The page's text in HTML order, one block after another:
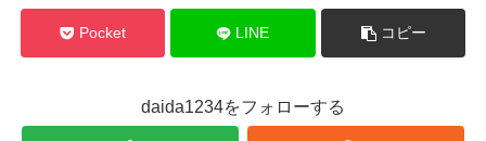
Pocket LINE コピー
daida1234をフォローする